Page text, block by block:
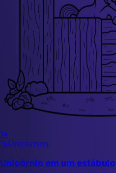
🦄
🦄Unicórnios
Unicórnio em um